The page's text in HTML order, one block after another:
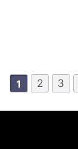
1 2 3